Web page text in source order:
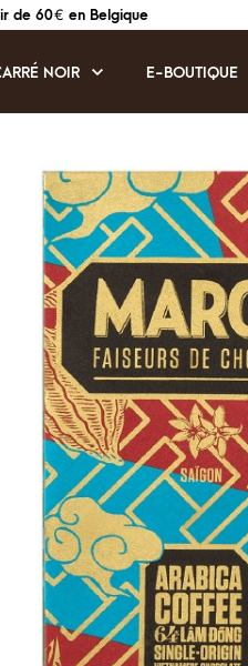
de 60 € en Belgique
NOIR E-BOUTIQUE